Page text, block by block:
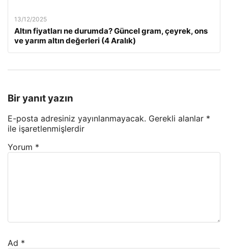
13/12/2025
Altın fiyatları ne durumda? Güncel gram, çeyrek, ons
ve yarım altın değerleri (4 Aralık)
Bir yanıt yazın
E-posta adresiniz yayınlanmayacak. Gerekli alanlar *
ile işaretlenmişlerdir
Yorum *
Ad *